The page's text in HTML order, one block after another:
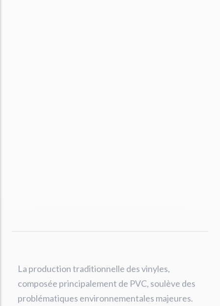
La production traditionnelle des vinyles,
composée principalement de PVC, soulève des
problématiques environnementales majeures.